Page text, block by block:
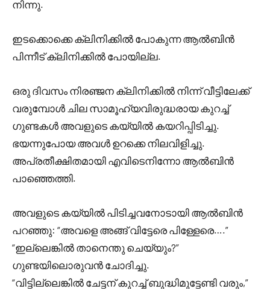
നിന്നു.
ഇടക്കൊക്കെ ക്ലിനിക്കിൽ പോകുന്ന ആൽബിൻ
പിന്നീട് ക്ലിനിക്കിൽ പോയില്ല.
ഒരു ദിവസം നിരഞ്ജന ക്ലിനിക്കിൽ നിന്ന് വീട്ടിലേക്ക്
വരുമ്പോൾ ചില സാമൂഹ്യവിരുദ്ധരായ കുറച്ച്
ഗുണ്ടകൾ അവളുടെ കയ്യിൽ കയറിപ്പിടിച്ചു.
ഭയന്നുപോയ അവൾ ഉറക്കെ നിലവിളിച്ചു.
അപ്രതീക്ഷിതമായി എവിടെനിന്നോ ആൽബിൻ
പാഞ്ഞെത്തി.
അവളുടെ കയ്യിൽ പിടിച്ചവനോടായി ആൽബിൻ
പറഞ്ഞു: “അവളെ അങ്ങ് വിട്ടേരെ പിള്ളേരെ….”
“ഇല്ലെങ്കിൽ താനെന്തു ചെയ്യും?”
ഗുണ്ടയിലൊരുവൻ ചോദിച്ചു.
“വിട്ടില്ലെങ്കിൽ ചേട്ടന് കുറച്ച് ബുദ്ധിമുട്ടേണ്ടി വരും,”